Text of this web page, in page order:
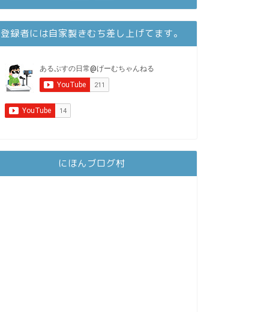
登録者には自家製きむち差し上げてます。
にほんブログ村